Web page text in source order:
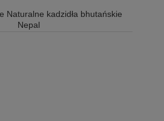
Naturalne kadzidła bhutańskie
Nepal